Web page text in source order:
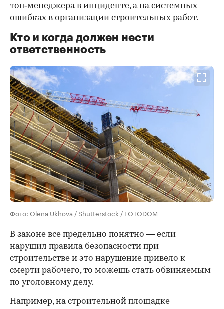
топ‑менеджера в инциденте, а на системных
ошибках в организации строительных работ.
Кто и когда должен нести
ответственность
Фото: Olena Ukhova / Shutterstock / FOTODOM
В законе все предельно понятно — если
нарушил правила безопасности при
строительстве и это нарушение привело к
смерти рабочего, то можешь стать обвиняемым
по уголовному делу.
Например, на строительной площадке